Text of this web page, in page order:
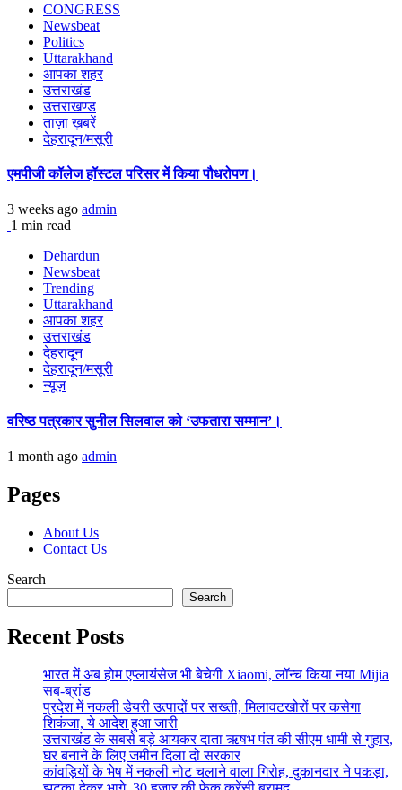
CONGRESS
Newsbeat
Politics
Uttarakhand
आपका शहर
उत्तराखंड
उत्तराखण्ड
ताज़ा ख़बरें
देहरादून/मसूरी
एमपीजी कॉलेज हॉस्टल परिसर में किया पौधरोपण।
3 weeks ago admin
1 min read
Dehardun
Newsbeat
Trending
Uttarakhand
आपका शहर
उत्तराखंड
देहरादून
देहरादून/मसूरी
न्यूज़
वरिष्ठ पत्रकार सुनील सिलवाल को ‘उफतारा सम्मान’।
1 month ago admin
Pages
About Us
Contact Us
Search
Search
Recent Posts
भारत में अब होम एप्लायंसेज भी बेचेगी Xiaomi, लॉन्च किया नया Mijia
सब-ब्रांड
प्रदेश में नकली डेयरी उत्पादों पर सख्ती, मिलावटखोरों पर कसेगा
शिकंजा, ये आदेश हुआ जारी
उत्तराखंड के सबसे बड़े आयकर दाता ऋषभ पंत की सीएम धामी से गुहार,
घर बनाने के लिए जमीन दिला दो सरकार
कांवड़ियों के भेष में नकली नोट चलाने वाला गिरोह, दुकानदार ने पकड़ा,